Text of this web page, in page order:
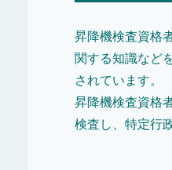
昇降機検査資格
関する知識など
されています。
昇降機検査資格
検査し、特定行